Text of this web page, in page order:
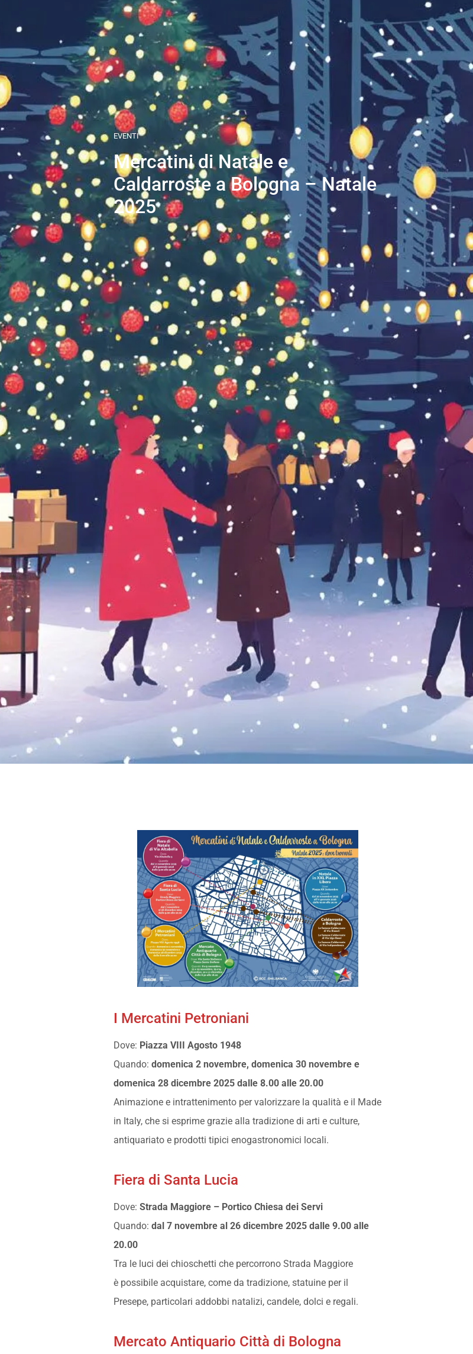
EVENTI
Mercatini di Natale e
Caldarroste a Bologna – Natale
2025
I Mercatini Petroniani
Dove: Piazza VIII Agosto 1948
Quando: domenica 2 novembre, domenica 30 novembre e
domenica 28 dicembre 2025 dalle 8.00 alle 20.00
Animazione e intrattenimento per valorizzare la qualità e il Made
in Italy, che si esprime grazie alla tradizione di arti e culture,
antiquariato e prodotti tipici enogastronomici locali.
Fiera di Santa Lucia
Dove: Strada Maggiore – Portico Chiesa dei Servi
Quando: dal 7 novembre al 26 dicembre 2025 dalle 9.00 alle
20.00
Tra le luci dei chioschetti che percorrono Strada Maggiore
è possibile acquistare, come da tradizione, statuine per il
Presepe, particolari addobbi natalizi, candele, dolci e regali.
Mercato Antiquario Città di Bologna